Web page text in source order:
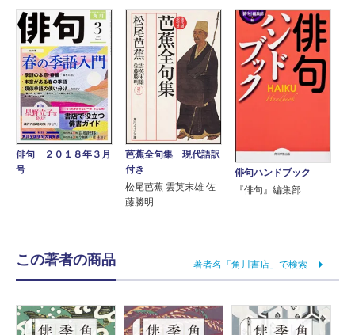
俳句 ２０１８年３月
号
芭蕉全句集 現代語訳
付き
松尾芭蕉 雲英末雄 佐
藤勝明
俳句ハンドブック
『俳句』編集部
この著者の商品 著者名「角川書店」で検索